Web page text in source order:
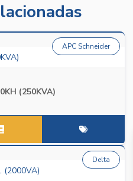
(250KVA)
APC Schneider
Delta